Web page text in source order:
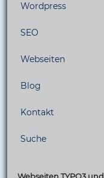
Wordpress
SEO
Webseiten
Blog
Kontakt
Suche